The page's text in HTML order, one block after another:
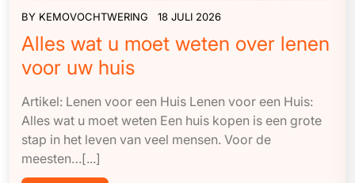
BY KEMOVOCHTWERING 18 JULI 2026
Alles wat u moet weten over lenen
voor uw huis
Artikel: Lenen voor een Huis Lenen voor een Huis:
Alles wat u moet weten Een huis kopen is een grote
stap in het leven van veel mensen. Voor de
meesten…[...]